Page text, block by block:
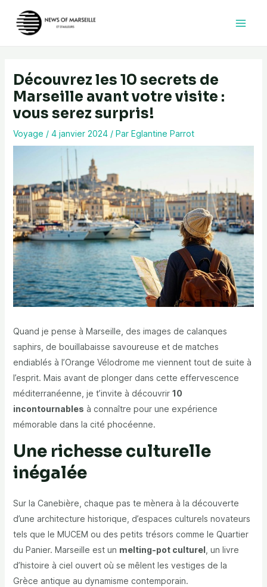
contenu
Découvrez les 10 secrets de
Marseille avant votre visite :
vous serez surpris!
Voyage / 4 janvier 2024 / Par Eglantine Parrot
Quand je pense à Marseille, des images de calanques
saphirs, de bouillabaisse savoureuse et de matches
endiablés à l’Orange Vélodrome me viennent tout de suite à
l’esprit. Mais avant de plonger dans cette effervescence
méditerranéenne, je t’invite à découvrir 10
incontournables à connaître pour une expérience
mémorable dans la cité phocéenne.
Une richesse culturelle
inégalée
Sur la Canebière, chaque pas te mènera à la découverte
d’une architecture historique, d’espaces culturels novateurs
tels que le MUCEM ou des petits trésors comme le Quartier
du Panier. Marseille est un melting-pot culturel, un livre
d’histoire à ciel ouvert où se mêlent les vestiges de la
Grèce antique au dynamisme contemporain.